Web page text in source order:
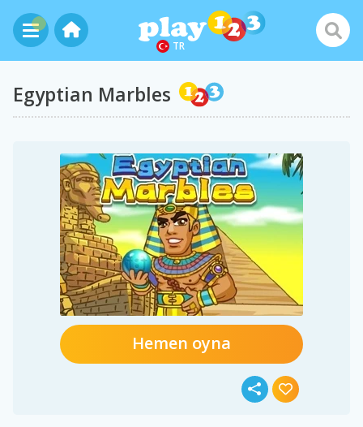
TR
Egyptian Marbles
Hemen oyna